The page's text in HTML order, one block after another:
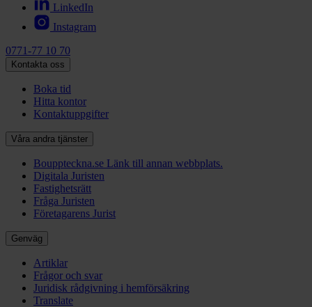
LinkedIn
Instagram
0771-77 10 70
Kontakta oss
Boka tid
Hitta kontor
Kontaktuppgifter
Våra andra tjänster
Bouppteckna.se Länk till annan webbplats.
Digitala Juristen
Fastighetsrätt
Fråga Juristen
Företagarens Jurist
Genväg
Artiklar
Frågor och svar
Juridisk rådgivning i hemförsäkring
Translate